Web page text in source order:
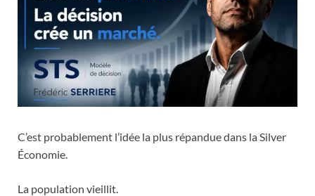
C’est probablement l’idée la plus répandue dans la Silver
Économie.
La population vieillit.